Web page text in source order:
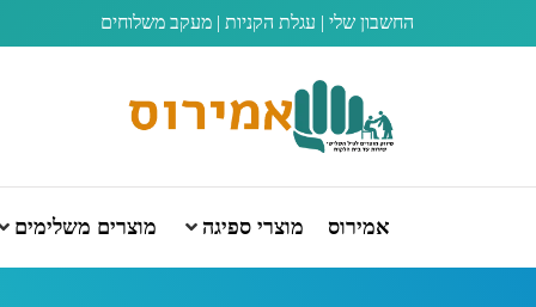
החשבון שלי | עגלת הקניות | מעקב משלוחים
אמירוס מוצרי ספיגה מוצרים משלימים